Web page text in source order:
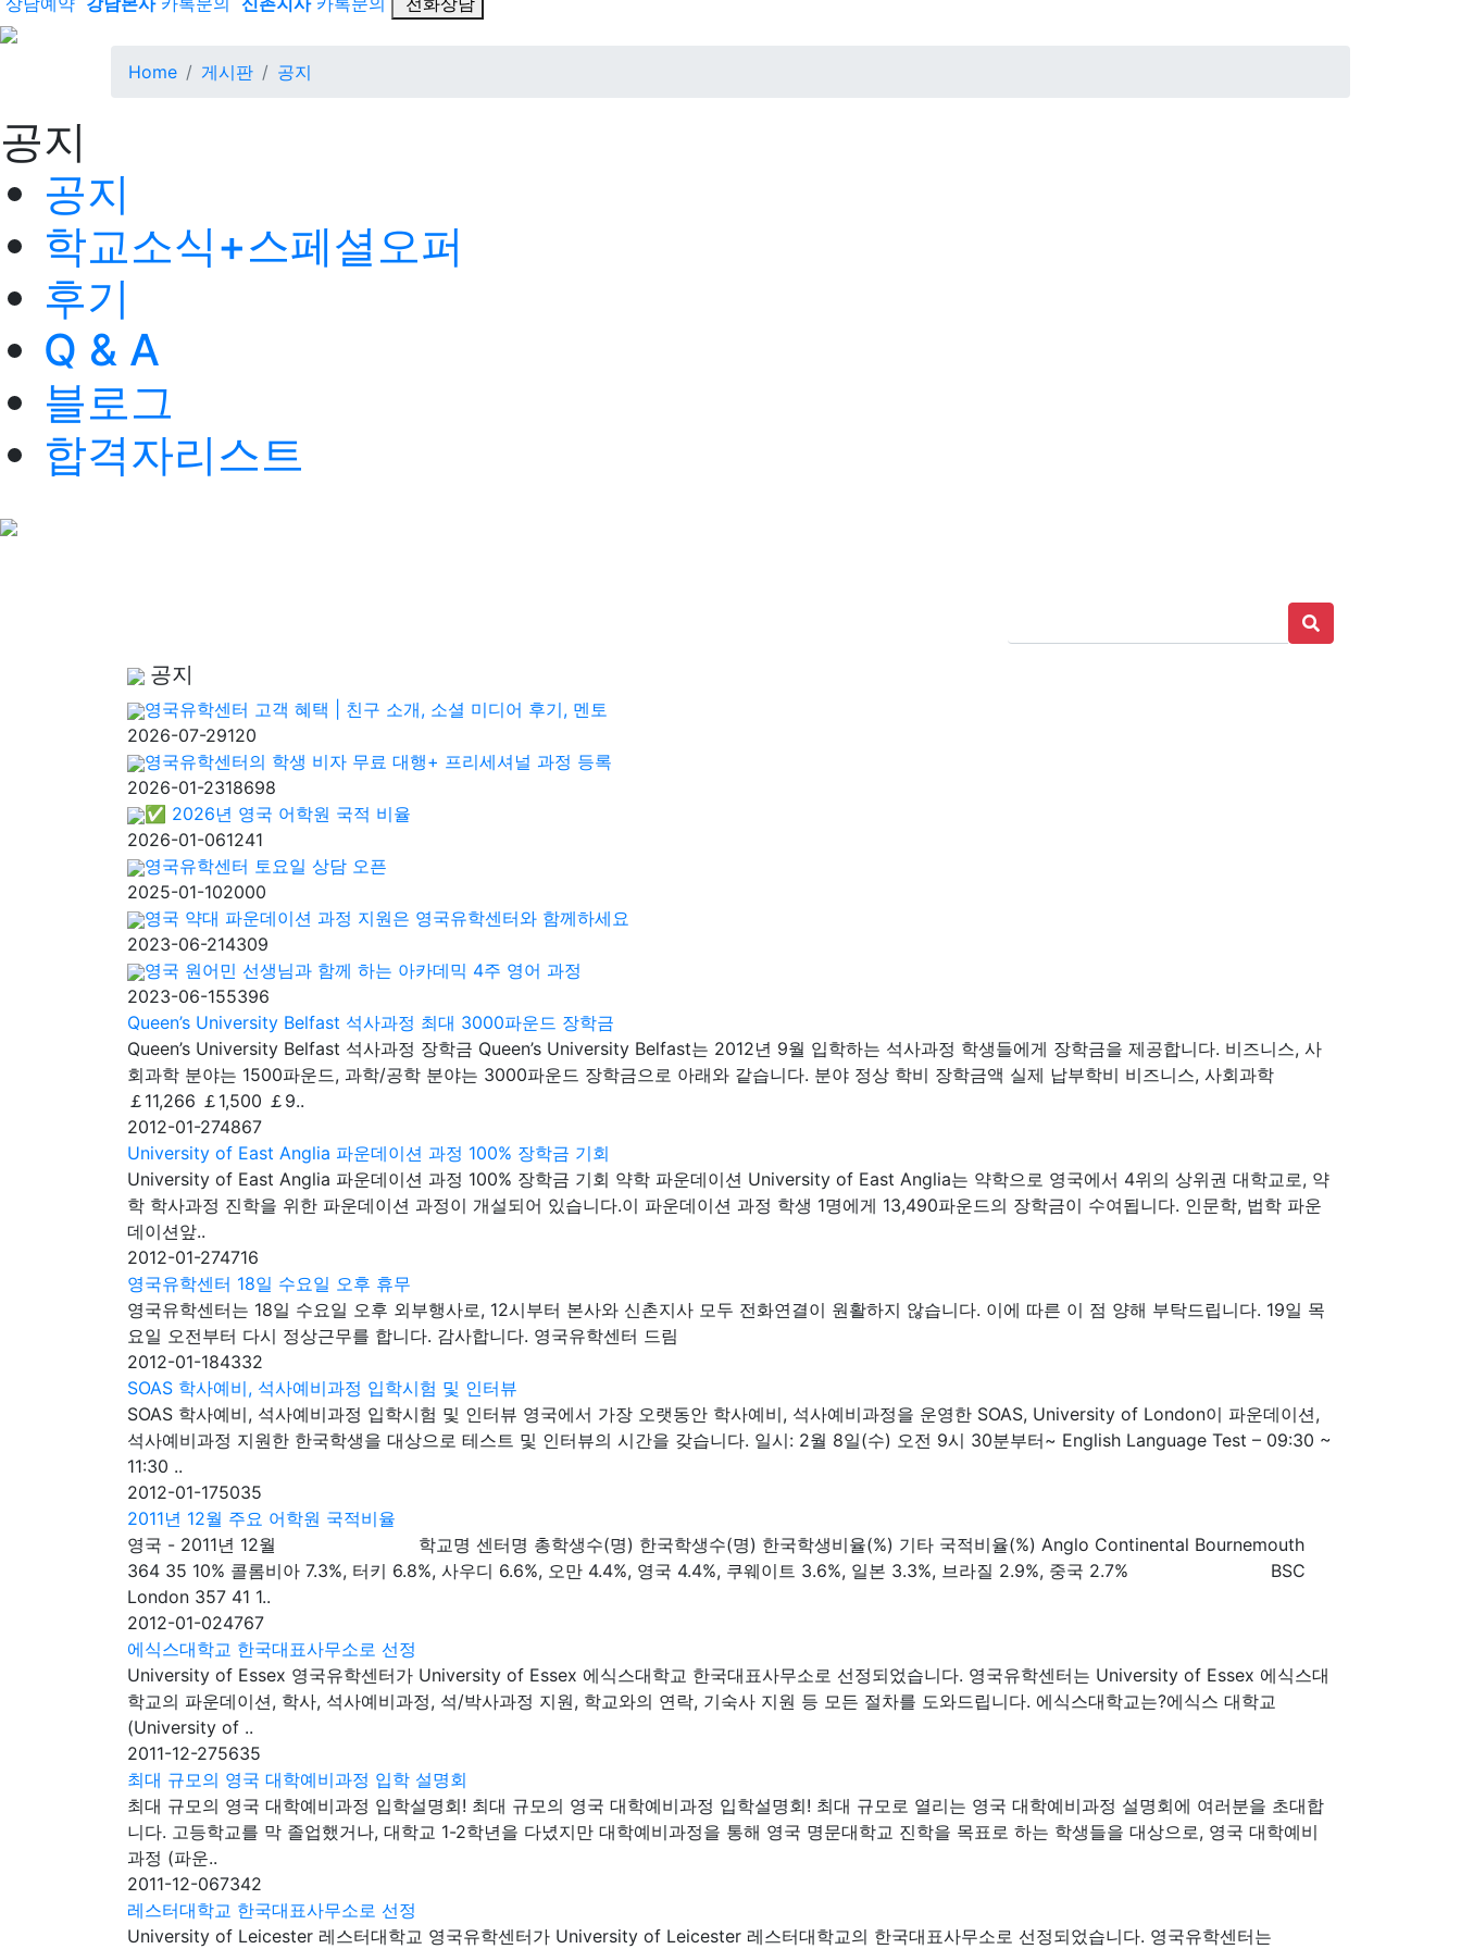
Home 게시판 공지
공지
공지
학교소식+스페셜오퍼
후기
Q & A
블로그
합격자리스트
공지
영국유학센터 고객 혜택 | 친구 소개, 소셜 미디어 후기, 멘토
2026-07-29120
영국유학센터의 학생 비자 무료 대행+ 프리세셔널 과정 등록
2026-01-2318698
✅ 2026년 영국 어학원 국적 비율
2026-01-061241
영국유학센터 토요일 상담 오픈
2025-01-102000
영국 약대 파운데이션 과정 지원은 영국유학센터와 함께하세요
2023-06-214309
영국 원어민 선생님과 함께 하는 아카데믹 4주 영어 과정
2023-06-155396
Queen’s University Belfast 석사과정 최대 3000파운드 장학금
Queen’s University Belfast 석사과정 장학금 Queen’s University Belfast는 2012년 9월 입학하는 석사과정 학생들에게 장학금을 제공합니다. 비즈니스, 사
회과학 분야는 1500파운드, 과학/공학 분야는 3000파운드 장학금으로 아래와 같습니다. 분야 정상 학비 장학금액 실제 납부학비 비즈니스, 사회과학
￡11,266 ￡1,500 ￡9..
2012-01-274867
University of East Anglia 파운데이션 과정 100% 장학금 기회
University of East Anglia 파운데이션 과정 100% 장학금 기회 약학 파운데이션 University of East Anglia는 약학으로 영국에서 4위의 상위권 대학교로, 약
학 학사과정 진학을 위한 파운데이션 과정이 개설되어 있습니다.이 파운데이션 과정 학생 1명에게 13,490파운드의 장학금이 수여됩니다. 인문학, 법학 파운
데이션앞..
2012-01-274716
영국유학센터 18일 수요일 오후 휴무
영국유학센터는 18일 수요일 오후 외부행사로, 12시부터 본사와 신촌지사 모두 전화연결이 원활하지 않습니다. 이에 따른 이 점 양해 부탁드립니다. 19일 목
요일 오전부터 다시 정상근무를 합니다. 감사합니다. 영국유학센터 드림
2012-01-184332
SOAS 학사예비, 석사예비과정 입학시험 및 인터뷰
SOAS 학사예비, 석사예비과정 입학시험 및 인터뷰 영국에서 가장 오랫동안 학사예비, 석사예비과정을 운영한 SOAS, University of London이 파운데이션,
석사예비과정 지원한 한국학생을 대상으로 테스트 및 인터뷰의 시간을 갖습니다. 일시: 2월 8일(수) 오전 9시 30분부터~ English Language Test – 09:30 ~
11:30 ..
2012-01-175035
2011년 12월 주요 어학원 국적비율
영국 - 2011년 12월 학교명 센터명 총학생수(명) 한국학생수(명) 한국학생비율(%) 기타 국적비율(%) Anglo Continental Bournemouth
364 35 10% 콜롬비아 7.3%, 터키 6.8%, 사우디 6.6%, 오만 4.4%, 영국 4.4%, 쿠웨이트 3.6%, 일본 3.3%, 브라질 2.9%, 중국 2.7% BSC
London 357 41 1..
2012-01-024767
에식스대학교 한국대표사무소로 선정
University of Essex 영국유학센터가 University of Essex 에식스대학교 한국대표사무소로 선정되었습니다. 영국유학센터는 University of Essex 에식스대
학교의 파운데이션, 학사, 석사예비과정, 석/박사과정 지원, 학교와의 연락, 기숙사 지원 등 모든 절차를 도와드립니다. 에식스대학교는?에식스 대학교
(University of ..
2011-12-275635
최대 규모의 영국 대학예비과정 입학 설명회
최대 규모의 영국 대학예비과정 입학설명회! 최대 규모의 영국 대학예비과정 입학설명회! 최대 규모로 열리는 영국 대학예비과정 설명회에 여러분을 초대합
니다. 고등학교를 막 졸업했거나, 대학교 1-2학년을 다녔지만 대학예비과정을 통해 영국 명문대학교 진학을 목표로 하는 학생들을 대상으로, 영국 대학예비
과정 (파운..
2011-12-067342
레스터대학교 한국대표사무소로 선정
University of Leicester 레스터대학교 영국유학센터가 University of Leicester 레스터대학교의 한국대표사무소로 선정되었습니다. 영국유학센터는